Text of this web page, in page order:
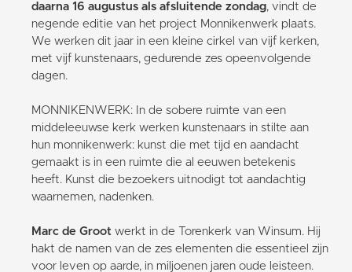
daarna 16 augustus als afsluitende zondag, vindt de
negende editie van het project Monnikenwerk plaats.
We werken dit jaar in een kleine cirkel van vijf kerken,
met vijf kunstenaars, gedurende zes opeenvolgende
dagen.
MONNIKENWERK: In de sobere ruimte van een
middeleeuwse kerk werken kunstenaars in stilte aan
hun monnikenwerk: kunst die met tijd en aandacht
gemaakt is in een ruimte die al eeuwen betekenis
heeft. Kunst die bezoekers uitnodigt tot aandachtig
waarnemen, nadenken.
Marc de Groot werkt in de Torenkerk van Winsum. Hij
hakt de namen van de zes elementen die essentieel zijn
voor leven op aarde, in miljoenen jaren oude leisteen.